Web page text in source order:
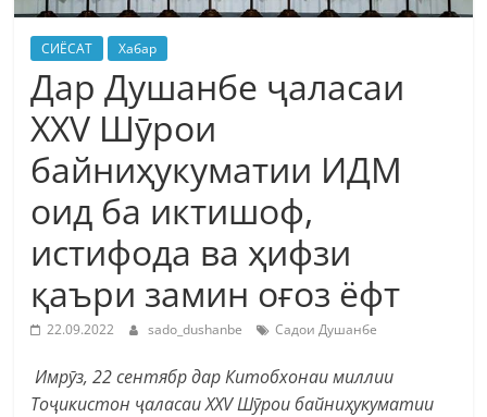
СИЁСАТ Хабар
Дар Душанбе ҷаласаи
XXV Шӯрои
байниҳукуматии ИДМ
оид ба иктишоф,
истифода ва ҳифзи
қаъри замин оғоз ёфт
22.09.2022 sado_dushanbe Садои Душанбе
Имрӯз, 22 сентябр дар Китобхонаи миллии
Тоҷикистон ҷаласаи XXV Шӯрои байниҳукуматии